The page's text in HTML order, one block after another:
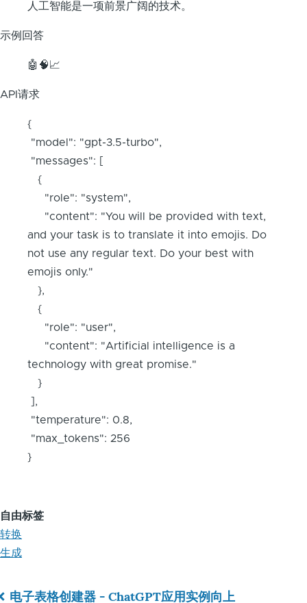
人工智能是一项前景广阔的技术。
示例回答
🤖🧠📈
API请求
{
"model": "gpt-3.5-turbo",
"messages": [
{
"role": "system",
"content": "You will be provided with text,
and your task is to translate it into emojis. Do
not use any regular text. Do your best with
emojis only."
},
{
"role": "user",
"content": "Artificial intelligence is a
technology with great promise."
}
],
"temperature": 0.8,
"max_tokens": 256
}
自由标签
转换
生成
电子表格创建器 - ChatGPT应用实例向上